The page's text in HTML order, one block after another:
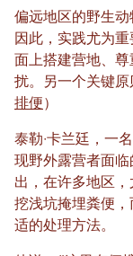
偏远地区的野生动
因此，实践尤为重
面上搭建营地、
扰。另一个关键原
排便 ）
泰勒·卡兰廷，一
现野外露营者面
出，在许多地区
挖浅坑掩埋粪便
适的处理方法。